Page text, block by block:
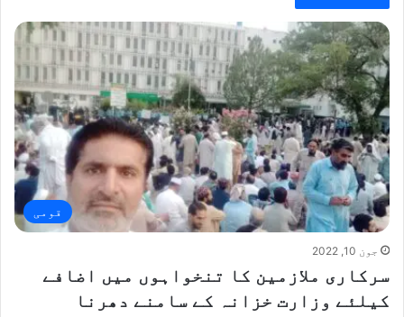
قومی
جون 10, 2022
سرکاری ملازمین کا تنخواہوں میں اضافے
کیلئے وزارت خزانہ کے سامنے دھرنا